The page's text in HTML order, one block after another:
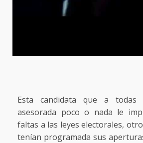
Esta candidata que a todas
asesorada poco o nada le
faltas a las leyes electorales,
tenían programada sus